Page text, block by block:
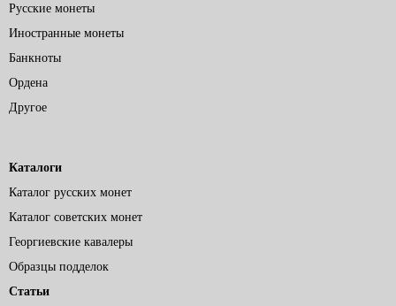
Русские монеты
Иностранные монеты
Банкноты
Ордена
Другое
Каталоги
Каталог русских монет
Каталог советских монет
Георгиевские кавалеры
Образцы подделок
Статьи